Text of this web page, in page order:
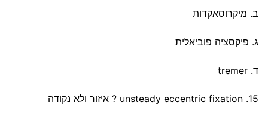
ב. מיקרוסאקדות
ג. פיקסציה פוביאלית
ד. tremer
15. unsteady eccentric fixation ? איזור ולא נקודה